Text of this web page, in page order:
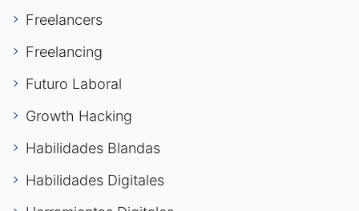
Freelancers
Freelancing
Futuro Laboral
Growth Hacking
Habilidades Blandas
Habilidades Digitales